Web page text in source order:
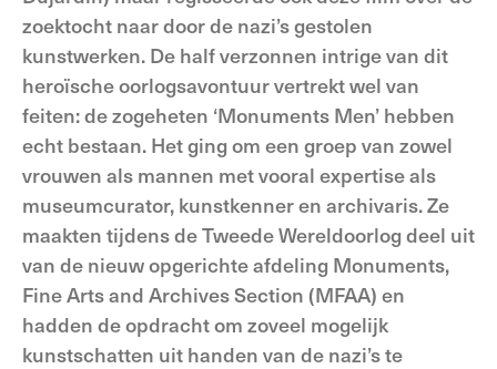
zoektocht naar door de nazi’s gestolen
kunstwerken. De half verzonnen intrige van dit
heroïsche oorlogsavontuur vertrekt wel van
feiten: de zogeheten ‘Monuments Men’ hebben
echt bestaan. Het ging om een groep van zowel
vrouwen als mannen met vooral expertise als
museumcurator, kunstkenner en archivaris. Ze
maakten tijdens de Tweede Wereldoorlog deel uit
van de nieuw opgerichte afdeling Monuments,
Fine Arts and Archives Section (MFAA) en
hadden de opdracht om zoveel mogelijk
kunstschatten uit handen van de nazi’s te